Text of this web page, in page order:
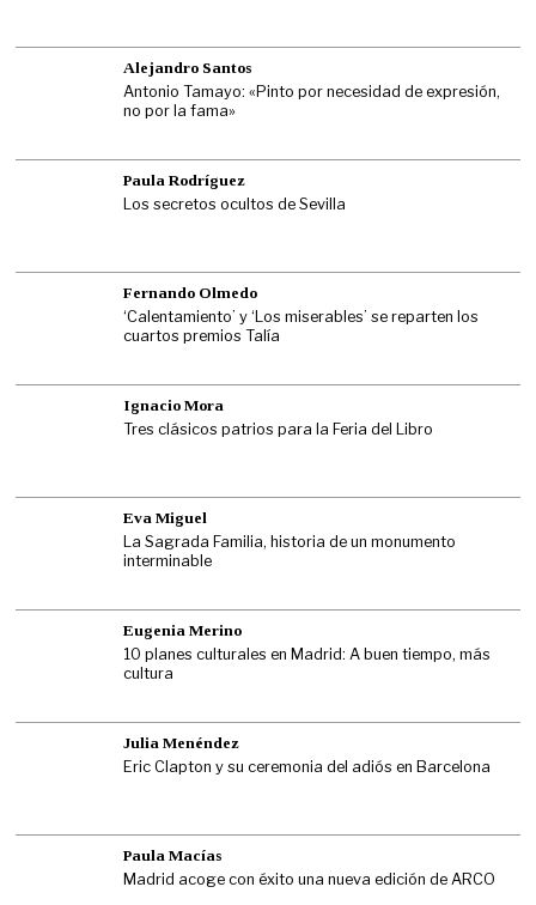
Alejandro Santos
Antonio Tamayo: «Pinto por necesidad de expresión,
no por la fama»
Paula Rodríguez
Los secretos ocultos de Sevilla
Fernando Olmedo
‘Calentamiento’ y ‘Los miserables’ se reparten los
cuartos premios Talía
Ignacio Mora
Tres clásicos patrios para la Feria del Libro
Eva Miguel
La Sagrada Familia, historia de un monumento
interminable
Eugenia Merino
10 planes culturales en Madrid: A buen tiempo, más
cultura
Julia Menéndez
Eric Clapton y su ceremonia del adiós en Barcelona
Paula Macías
Madrid acoge con éxito una nueva edición de ARCO